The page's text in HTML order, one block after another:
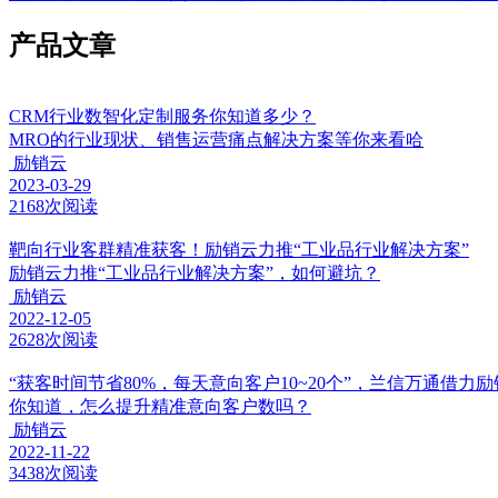
产品文章
CRM行业数智化定制服务你知道多少？
MRO的行业现状、销售运营痛点解决方案等你来看哈
励销云
2023-03-29
2168次阅读
靶向行业客群精准获客！励销云力推“工业品行业解决方案”
励销云力推“工业品行业解决方案”，如何避坑？
励销云
2022-12-05
2628次阅读
“获客时间节省80%，每天意向客户10~20个”，兰信万通借力
你知道，怎么提升精准意向客户数吗？
励销云
2022-11-22
3438次阅读